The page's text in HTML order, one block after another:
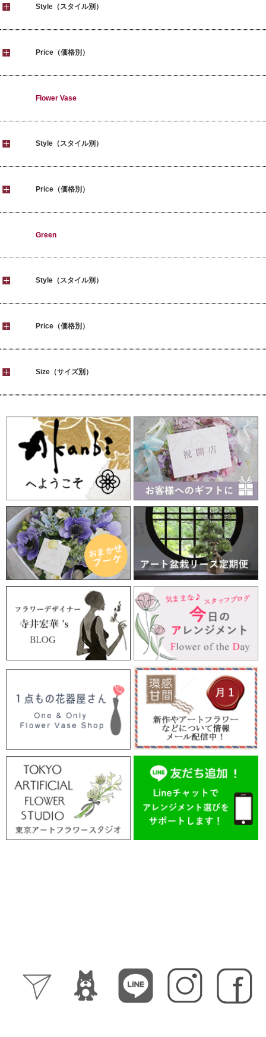
Style（スタイル別）
Price（価格別）
Flower Vase
Style（スタイル別）
Price（価格別）
Green
Style（スタイル別）
Price（価格別）
Size（サイズ別）